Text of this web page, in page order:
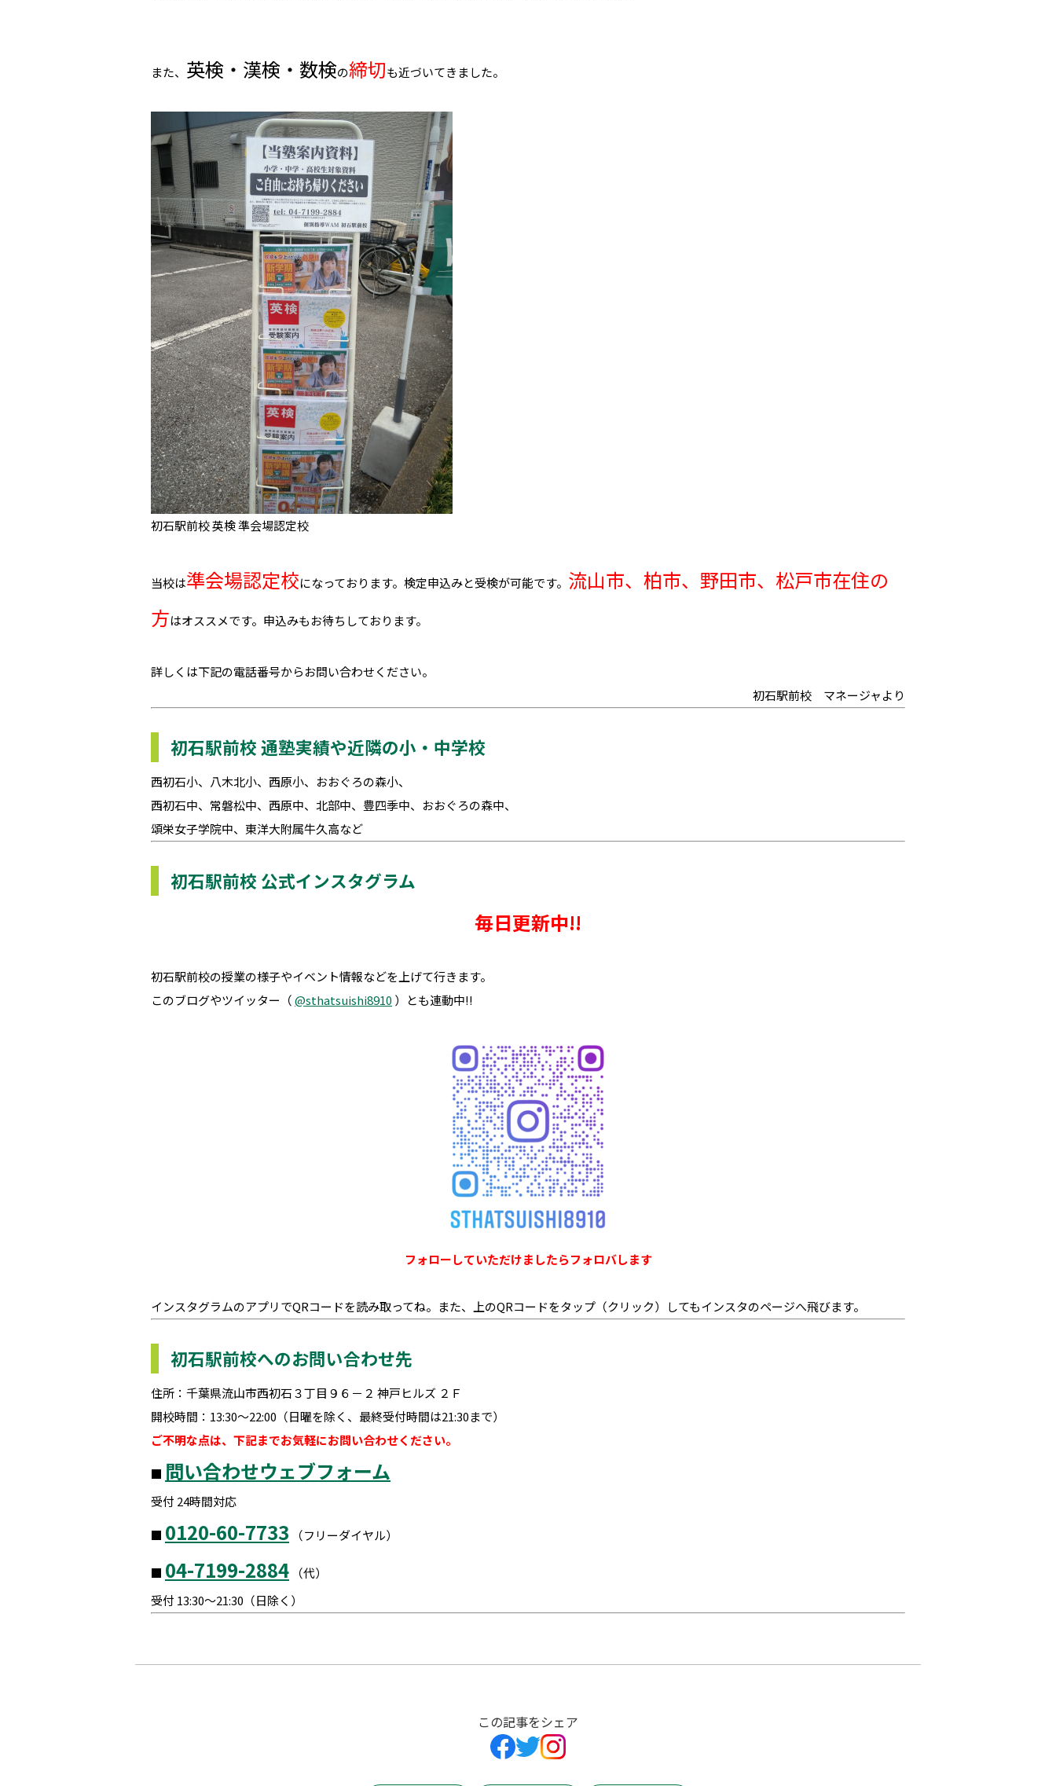
また、 英検・漢検・数検の締切も近づいてきました。
初石駅前校 英検 準会場認定校
当校は準会場認定校になっております。検定申込みと受検が可能です。 流山市、柏市、野田市、松戸市在住の
方はオススメです。申込みもお待ちしております。
詳しくは下記の電話番号からお問い合わせください。
初石駅前校 マネージャより
初石駅前校 通塾実績や近隣の小・中学校
西初石小、八木北小、西原小、おおぐろの森小、
西初石中、常磐松中、西原中、北部中、豊四季中、おおぐろの森中、
頌栄女子学院中、東洋大附属牛久高など
初石駅前校 公式インスタグラム
毎日更新中!!
初石駅前校の授業の様子やイベント情報などを上げて行きます。
このブログやツイッター（@sthatsuishi8910 ）とも連動中!!
フォローしていただけましたらフォロバします
インスタグラムのアプリでQRコードを読み取ってね。また、上のQRコードをタップ（クリック）してもインスタのページへ飛びます。
初石駅前校へのお問い合わせ先
住所：千葉県流山市西初石３丁目９６－２ 神戸ヒルズ ２Ｆ
開校時間：13:30～22:00（日曜を除く、最終受付時間は21:30まで）
ご不明な点は、下記までお気軽にお問い合わせください。
■ 問い合わせウェブフォーム
受付 24時間対応
■ 0120-60-7733 （フリーダイヤル）
■ 04-7199-2884 （代）
受付 13:30～21:30（日除く）
この記事をシェア